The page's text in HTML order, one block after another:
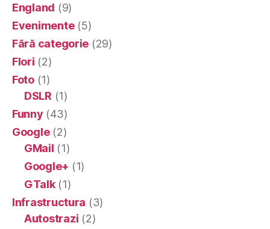
England (9)
Evenimente(5)
Fără categorie (29)
Flori (2)
Foto(1)
DSLR (1)
Funny (43)
Google(2)
GMail (1)
Google+ (1)
GTalk(1)
Infrastructura (3)
Autostrazi (2)